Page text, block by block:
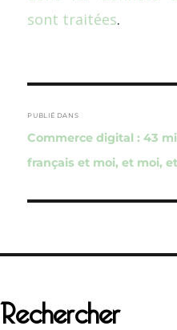
sont traitées.
de
l’article
PUBLIÉ DANS
Commerce digital : 43
français et moi, et moi,
Rechercher